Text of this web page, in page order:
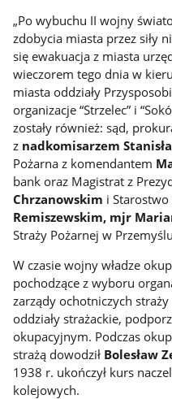
„Po wybuchu II wojny
zdobycia miasta przez siły
się ewakuacja z miasta
wieczorem tego dnia w
miasta oddziały
organizacje “Strzelec” i
zostały również: sąd,
z nadkomisarzem
Pożarna z komendantem
bank oraz Magistrat z
Chrzanowskim i
Remiszewskim, mjr
Straży Pożarnej w
W czasie wojny władze
pochodzące z wyboru
zarządy ochotniczych
oddziały strażackie,
okupacyjnym. Podczas
strażą dowodził Bolesław
1938 r. ukończył kurs
kolejowych.